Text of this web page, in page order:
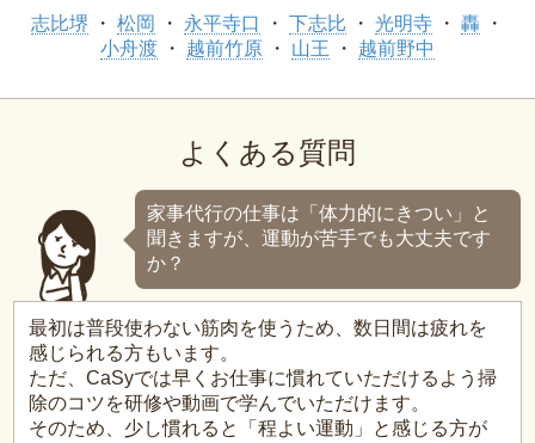
志比堺 松岡 永平寺口 下志比 光明寺
轟
小舟渡
越前竹原 山王 越前野中
よくある質問
家事代行の仕事は「体力的にきつい」と
聞きますが、運動が苦手でも大丈夫です
か？
最初は普段使わない筋肉を使うため、数日間は疲れを
感じられる方もいます。
ただ、CaSyでは早くお仕事に慣れていただけるよう掃
除のコツを研修や動画で学んでいただけます。
そのため、少し慣れると「程よい運動」と感じる方が